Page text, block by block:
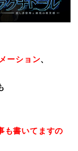
ーション、
も書いてますの